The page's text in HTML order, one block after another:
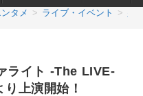
タメ > ライブ・イベント >
ライト -The LIVE-
上演開始！